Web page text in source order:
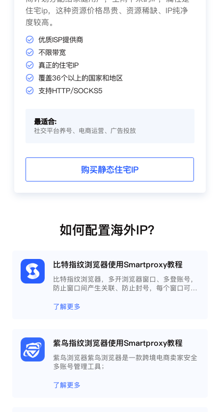
住宅ip，这种资源价格昂贵、资源稀缺、IP纯净
度较高。
优质ISP提供商
不限带宽
真正的住宅IP
覆盖36个以上的国家和地区
支持HTTP/SOCKS5
最适合:
社交平台养号、电商运营、广告投放
购买静态住宅IP
如何配置海外IP？
比特指纹浏览器使用Smartproxy教程
比特指纹浏览器，多开浏览器窗口、多登账号，
防止窗口间产生关联、防止封号，每个窗口可以
相互间完全环境独立、隔离，避免关联封号。
了解更多
紫鸟指纹浏览器使用Smartproxy教程
紫鸟浏览器紫鸟浏览器是一款跨境电商卖家安全
多账号管理工具；
了解更多